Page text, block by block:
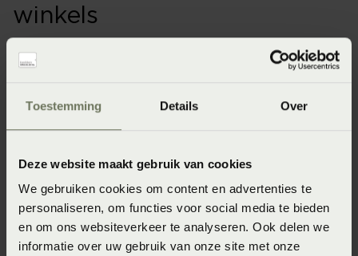
Toestemming Details Over
Deze website maakt gebruik van cookies
We gebruiken cookies om content en advertenties te
personaliseren, om functies voor social media te bieden
en om ons websiteverkeer te analyseren. Ook delen we
informatie over uw gebruik van onze site met onze
winkels
Onze webshopproducten zijn niet altijd verkrijgbaar in
de winkel. Wil je het product in de winkel bekijken?
Specificaties
Artikelnummer